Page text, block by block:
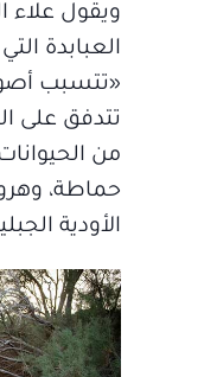
ويقول علاء
العبابدة
«تتسبب
تتدفق على
من
حماطة،
الأودية